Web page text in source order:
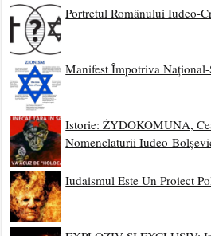
Portretul Românului Iudeo-
Manifest Împotriva
Istorie: ŻYDOKOMUNA,
Nomenclaturii Iudeo-
Iudaismul Este Un Proiect